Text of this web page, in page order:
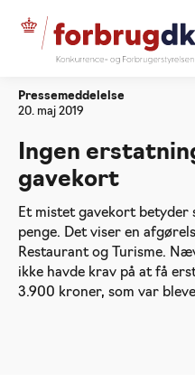
Forside Ingen
Pressemeddelelse
20. maj 2019
Ingen
gavekort
Et mistet gavekort betyder
penge. Det viser en
Restaurant og Turisme.
ikke havde krav på at få
3.900 kroner, som var